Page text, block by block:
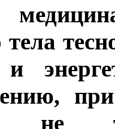
тела
не